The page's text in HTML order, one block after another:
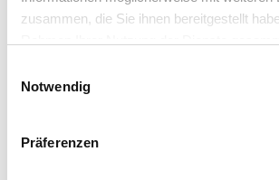
zusammen, die Sie ihnen bereitgestellt
Datenschutzerklärung
Notwendig
Präferenzen
Webshops